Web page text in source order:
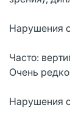
Нарушения
Часто:
Очень
Нарушения